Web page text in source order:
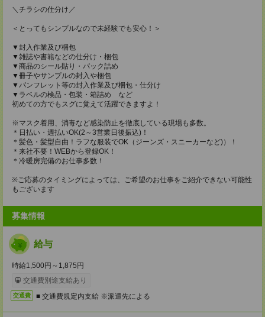
＼チラシの仕分け／
＜とってもシンプルなので未経験でも安心！＞
▼封入作業及び梱包
▼雑誌や書籍などの仕分け・梱包
▼商品のシール貼り・パック詰め
▼冊子やサンプルの封入や梱包
▼パンフレット等の封入作業及び梱包・仕分け
▼ラベルの検品・包装・箱詰め など
初めての方でもスグに覚えて活躍できますよ！
※マスク着用、消毒など感染防止を徹底している現場も多数。
＊日払い・週払いOK(2～3営業日後振込)！
＊髪色・髪型自由！ラフな服装でOK（ジーンズ・スニーカーなど)）！
＊来社不要！WEBから登録OK！
＊冷暖房完備のお仕事多数！
※ご応募のタイミングによっては、ご希望のお仕事をご紹介できない可能性
もございます
募集情報
給与
時給1,500円～1,875円
交通費別途支給あり
交通費 ■ 交通費規定内支給 ※派遣先による